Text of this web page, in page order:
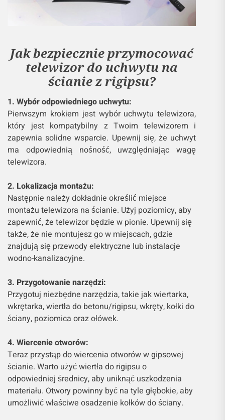
Jak bezpiecznie przymocować
telewizor do uchwytu na
ścianie z rigipsu?
1. Wybór odpowiedniego uchwytu:
Pierwszym krokiem jest wybór uchwytu telewizora,
który jest kompatybilny z Twoim telewizorem i
zapewnia solidne wsparcie. Upewnij się, że uchwyt
ma odpowiednią nośność, uwzględniając wagę
telewizora.
2. Lokalizacja montażu:
Następnie należy dokładnie określić miejsce
montażu telewizora na ścianie. Użyj poziomicy, aby
zapewnić, że telewizor będzie w pionie. Upewnij się
także, że nie montujesz go w miejscach, gdzie
znajdują się przewody elektryczne lub instalacje
wodno-kanalizacyjne.
3. Przygotowanie narzędzi:
Przygotuj niezbędne narzędzia, takie jak wiertarka,
wkrętarka, wiertła do betonu/rigipsu, wkręty, kołki do
ściany, poziomica oraz ołówek.
4. Wiercenie otworów:
Teraz przystąp do wiercenia otworów w gipsowej
ścianie. Warto użyć wiertła do rigipsu o
odpowiedniej średnicy, aby uniknąć uszkodzenia
materiału. Otwory powinny być na tyle głębokie, aby
umożliwić właściwe osadzenie kołków do ściany.